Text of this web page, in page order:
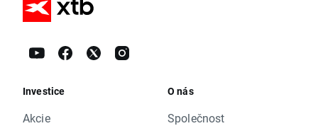
Investice
Akcie
O nás
Společnost